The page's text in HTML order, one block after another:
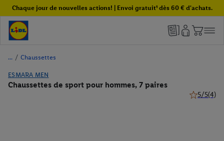
Chaque jour de nouvelles actions! | Envoi gratuit¹ dès 60 € d'achats.
/ Chaussettes
ESMARA MEN
Chaussettes de sport pour hommes, 7 paires
5/5(4)